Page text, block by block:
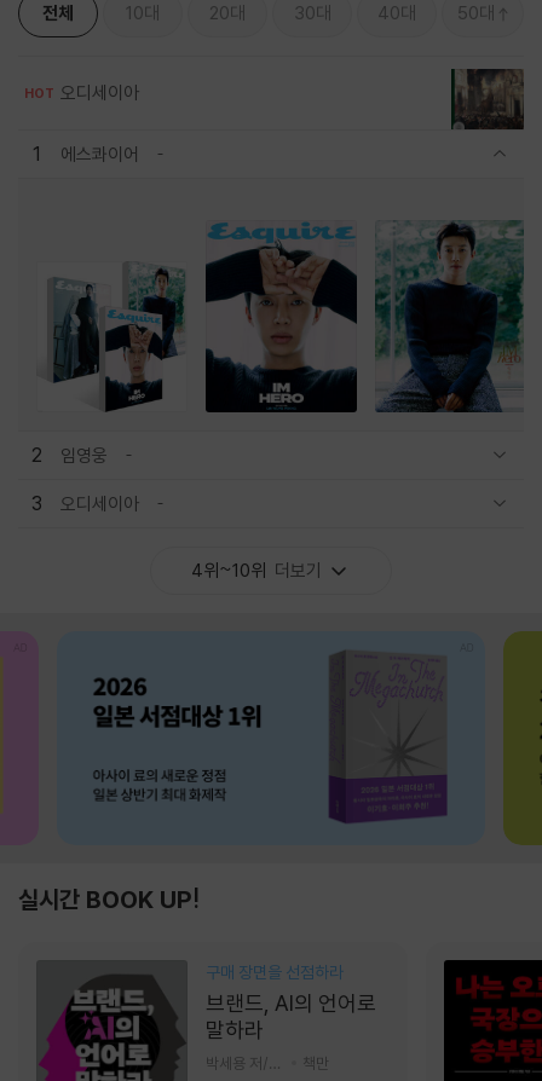
전체 10대 20대 30대 40대 50대
HOT 오디세이아
1 에스콰이어
2 임영웅
3 오디세이아
4위~10위 더보기
실시간 BOOK UP!
구매 장면을 선점하라
브랜드, AI의 언어로
말하라
책만